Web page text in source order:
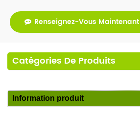
Renseignez-Vous Maintenant
Catégories De Produits
Information produit